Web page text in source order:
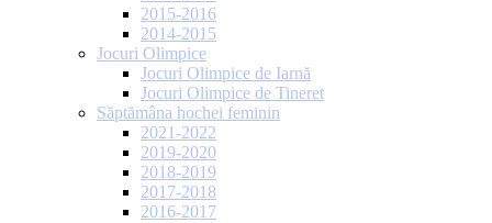
2015-2016
2014-2015
Jocuri Olimpice
Jocuri Olimpice de Iarnă
Jocuri Olimpice de Tineret
Săptămâna hochei feminin
2021-2022
2019-2020
2018-2019
2017-2018
2016-2017